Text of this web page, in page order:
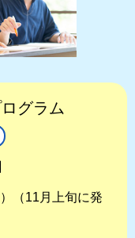
グラム
（11月上旬に発